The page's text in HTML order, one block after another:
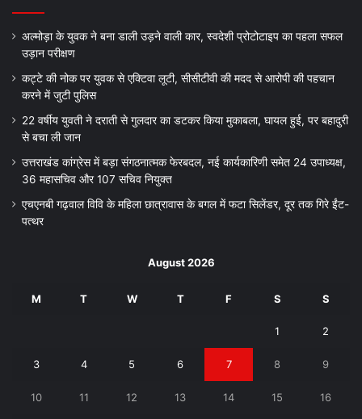
अल्मोड़ा के युवक ने बना डाली उड़ने वाली कार, स्वदेशी प्रोटोटाइप का पहला सफल
उड़ान परीक्षण
कट्टे की नोक पर युवक से एक्टिवा लूटी, सीसीटीवी की मदद से आरोपी की पहचान
करने में जुटी पुलिस
22 वर्षीय युवती ने दराती से गुलदार का डटकर किया मुकाबला, घायल हुई, पर बहादुरी
से बचा ली जान
उत्तराखंड कांग्रेस में बड़ा संगठनात्मक फेरबदल, नई कार्यकारिणी समेत 24 उपाध्यक्ष,
36 महासचिव और 107 सचिव नियुक्त
एचएनबी गढ़वाल विवि के महिला छात्रावास के बगल में फटा सिलेंडर, दूर तक गिरे ईंट-
पत्थर
August 2026
M T W T F S S
1 2
3 4 5 6 7 8 9
10 11 12 13 14 15 16